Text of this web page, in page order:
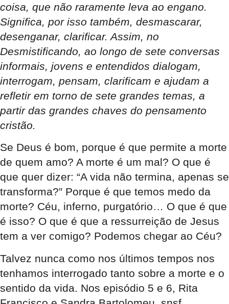
coisa, que não raramente leva ao engano.
Significa, por isso também, desmascarar,
desenganar, clarificar. Assim, no
Desmistificando, ao longo de sete conversas
informais, jovens e entendidos dialogam,
interrogam, pensam, clarificam e ajudam a
refletir em torno de sete grandes temas, a
partir das grandes chaves do pensamento
cristão.
Se Deus é bom, porque é que permite a morte
de quem amo? A morte é um mal? O que é
que quer dizer: “A vida não termina, apenas se
transforma?” Porque é que temos medo da
morte? Céu, inferno, purgatório… O que é que
é isso? O que é que a ressurreição de Jesus
tem a ver comigo? Podemos chegar ao Céu?
Talvez nunca como nos últimos tempos nos
tenhamos interrogado tanto sobre a morte e o
sentido da vida. Nos episódio 5 e 6, Rita